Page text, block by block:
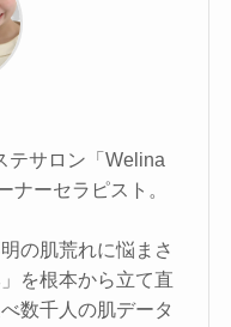
テサロン「Welina
ナーセラピスト。
の肌荒れに悩まさ
を根本から立て直
数千人の肌データ